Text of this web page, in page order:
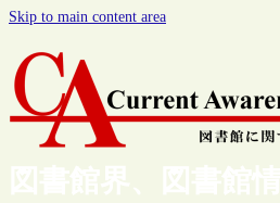
Skip to main content area
図書館界、図書館